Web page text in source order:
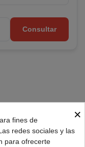
Consultar
×
fines de
redes sociales y las
para ofrecerte